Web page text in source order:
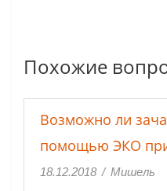
Похожие
Возможно ли
помощью ЭКО
18.12.2018 / Мишель